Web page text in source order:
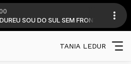
DO SUL SEM FRONTEIRA com DALMIR
SABA E DOMINGO
TANIA LEDUR